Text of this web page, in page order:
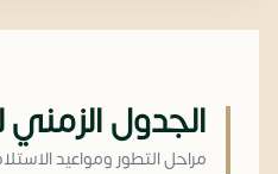
الجدول
مراحل التطور ومواعيد